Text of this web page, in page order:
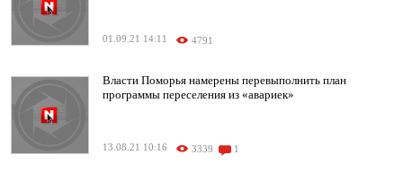
01.09.21 14:11 4791
Власти Поморья намерены перевыполнить план
программы переселения из «авариек»
13.08.21 10:16 3339 1